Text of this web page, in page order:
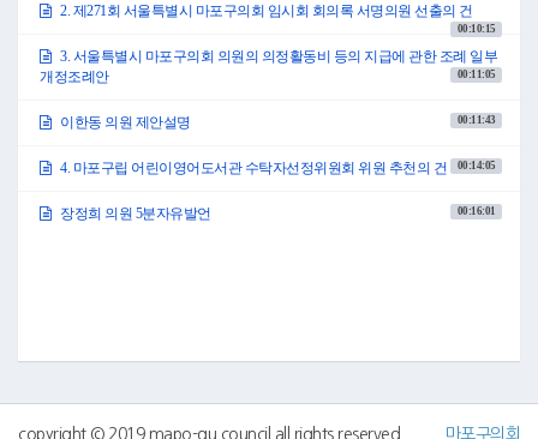
끝으로 위원회 활동사항입니다.
2024년 9월 30일 의회운영위원회에서 의장으로부터 협의 요청된 제271회 서
울특별시 마포구의회 임시회 의사일정 협의의 건을 심의하여 원안 가결하였
습니다. 또한 서울특별시 마포구의회 의원의 의정활동비 등의 지급에 관한
회의에 부의하였습니다.
자세한 내용은 전자회의자료를 참고하여 주시기 바랍니다.
감사합니다.
1. 제271회 서울특별시 마포구의회 임시회 회기결정의 건
(「이의 있습니다」하는 의원 있음)
●신종갑의원 저희 행정건설위원회에서는 2024년도 제2차 구유재산관리계
획안이 위원회에 상정될 예정입니다. 그래서 ‘현장에 답이 있다’는 선배들의
2. 제271회 서울특별시 마포구의회 임시회 회의록 서명의원 선출의 건
00:10:15
3. 서울특별시 마포구의회 의원의 의정활동비 등의 지급에 관한 조례 일부
개정조례안
00:11:05
이한동 의원 제안설명 00:11:43
4. 마포구립 어린이영어도서관 수탁자선정위원회 위원 추천의 건 00:14:05
장정희 의원 5분자유발언 00:16:01
마포구의회
copyright © 2019 mapo-gu council all rights reserved